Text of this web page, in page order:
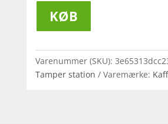
KØB
Varenummer (SKU):
Tamper station
Varemærke: